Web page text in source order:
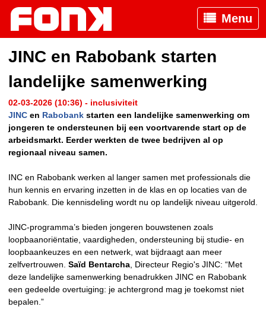
Menu
JINC en Rabobank starten
landelijke samenwerking
02-03-2026 (10:36) - inclusiviteit
JINC en Rabobank starten een landelijke samenwerking om
jongeren te ondersteunen bij een voortvarende start op de
arbeidsmarkt. Eerder werkten de twee bedrijven al op
regionaal niveau samen.
INC en Rabobank werken al langer samen met professionals die
hun kennis en ervaring inzetten in de klas en op locaties van de
Rabobank. Die kennisdeling wordt nu op landelijk niveau uitgerold.
JINC-programma’s bieden jongeren bouwstenen zoals
loopbaanoriëntatie, vaardigheden, ondersteuning bij studie- en
loopbaankeuzes en een netwerk, wat bijdraagt aan meer
zelfvertrouwen. Saïd Bentarcha , Directeur Regio's JINC: “Met
deze landelijke samenwerking benadrukken JINC en Rabobank
een gedeelde overtuiging: je achtergrond mag je toekomst niet
bepalen.”